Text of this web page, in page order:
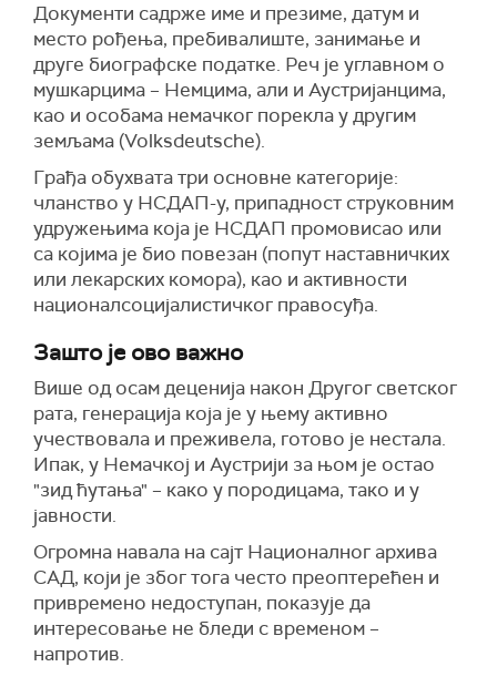
Документи садрже име и презиме, датум и
место рођења, пребивалиште, занимање и
друге биографске податке. Реч је углавном о
мушкарцима – Немцима, али и Аустријанцима,
као и особама немачког порекла у другим
земљама (Volksdeutsche).
Грађа обухвата три основне категорије:
чланство у НСДАП-у, припадност струковним
удружењима која је НСДАП промовисао или
са којима је био повезан (попут наставничких
или лекарских комора), као и активности
националсоцијалистичког правосуђа.
Зашто је ово важно
Више од осам деценија након Другог светског
рата, генерација која је у њему активно
учествовала и преживела, готово је нестала.
Ипак, у Немачкој и Аустрији за њом је остао
"зид ћутања" – како у породицама, тако и у
јавности.
Огромна навала на сајт Националног архива
САД, који је због тога често преоптерећен и
привремено недоступан, показује да
интересовање не бледи с временом –
напротив.